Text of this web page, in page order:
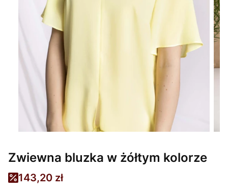
Zwiewna bluzka w żółtym kolorze
143,20 zł